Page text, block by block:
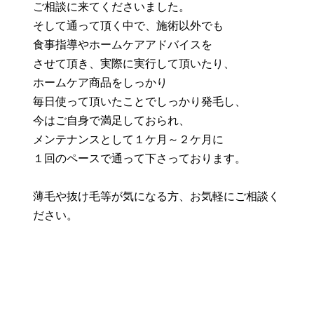
ご相談に来てくださいました。
そして通って頂く中で、施術以外でも
食事指導やホームケアアドバイスを
させて頂き、実際に実行して頂いたり、
ホームケア商品をしっかり
毎日使って頂いたことでしっかり発毛し、
今はご自身で満足しておられ、
メンテナンスとして１ケ月～２ケ月に
１回のペースで通って下さっております。
薄毛や抜け毛等が気になる方、お気軽にご相談く
ださい。